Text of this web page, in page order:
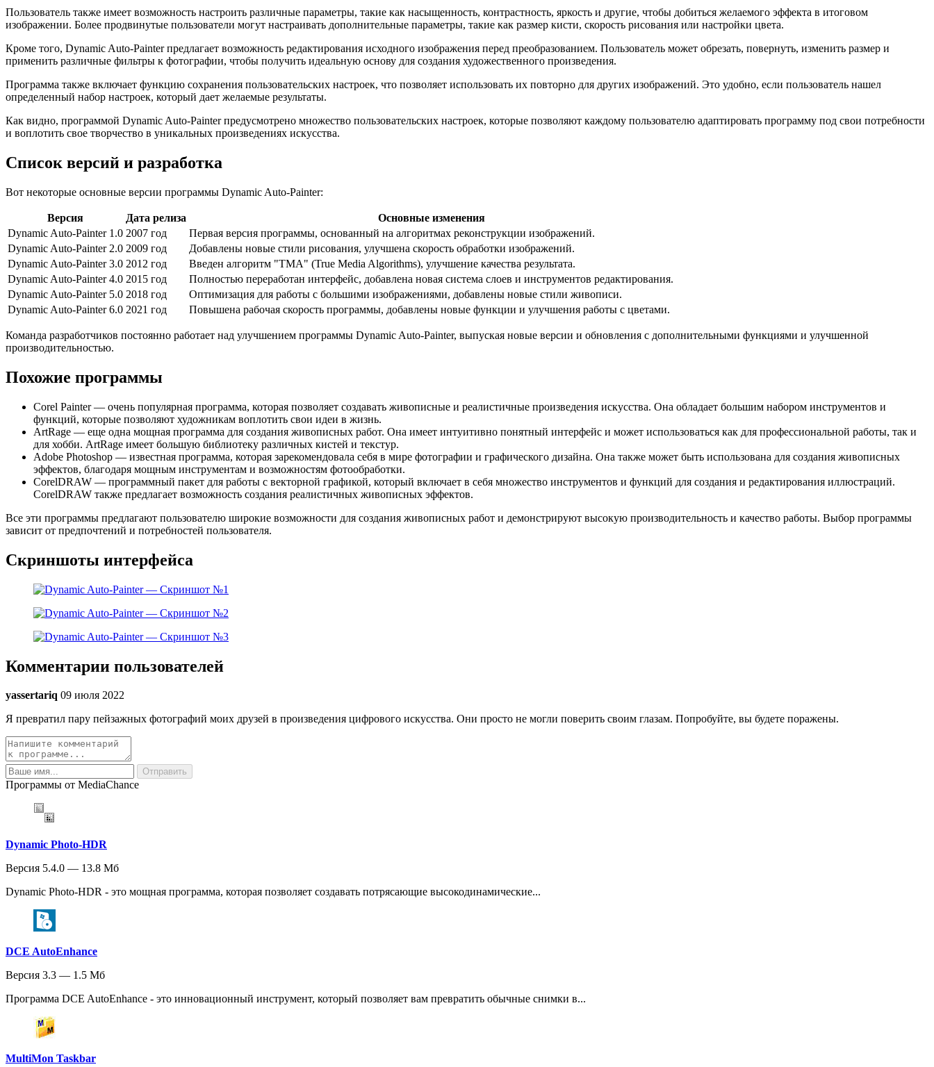
Пользователь также имеет возможность настроить различные параметры, такие как насыщенность, контрастность, яркость и другие, чтобы добиться желаемого эффекта в итоговом
изображении. Более продвинутые пользователи могут настраивать дополнительные параметры, такие как размер кисти, скорость рисования или настройки цвета.
Кроме того, Dynamic Auto-Painter предлагает возможность редактирования исходного изображения перед преобразованием. Пользователь может обрезать, повернуть, изменить размер и
применить различные фильтры к фотографии, чтобы получить идеальную основу для создания художественного произведения.
Программа также включает функцию сохранения пользовательских настроек, что позволяет использовать их повторно для других изображений. Это удобно, если пользователь нашел
определенный набор настроек, который дает желаемые результаты.
Как видно, программой Dynamic Auto-Painter предусмотрено множество пользовательских настроек, которые позволяют каждому пользователю адаптировать программу под свои потребности
и воплотить свое творчество в уникальных произведениях искусства.
Список версий и разработка
Вот некоторые основные версии программы Dynamic Auto-Painter:
Версия Дата релиза
Основные изменения
Dynamic Auto-Painter 1.0 2007 год
Первая версия программы, основанный на алгоритмах реконструкции изображений.
Dynamic Auto-Painter 2.0 2009 год
Добавлены новые стили рисования, улучшена скорость обработки изображений.
Dynamic Auto-Painter 3.0 2012 год
Введен алгоритм "TMA" (True Media Algorithms), улучшение качества результата.
Dynamic Auto-Painter 4.0 2015 год
Полностью переработан интерфейс, добавлена новая система слоев и инструментов редактирования.
Dynamic Auto-Painter 5.0 2018 год
Оптимизация для работы с большими изображениями, добавлены новые стили живописи.
Dynamic Auto-Painter 6.0 2021 год Повышена рабочая скорость программы, добавлены новые функции и улучшения работы с цветами.
Команда разработчиков постоянно работает над улучшением программы Dynamic Auto-Painter, выпуская новые версии и обновления с дополнительными функциями и улучшенной
производительностью.
Похожие программы
Corel Painter — очень популярная программа, которая позволяет создавать живописные и реалистичные произведения искусства. Она обладает большим набором инструментов и
функций, которые позволяют художникам воплотить свои идеи в жизнь.
ArtRage — еще одна мощная программа для создания живописных работ. Она имеет интуитивно понятный интерфейс и может использоваться как для профессиональной работы, так и
для хобби. ArtRage имеет большую библиотеку различных кистей и текстур.
Adobe Photoshop — известная программа, которая зарекомендовала себя в мире фотографии и графического дизайна. Она также может быть использована для создания живописных
эффектов, благодаря мощным инструментам и возможностям фотообработки.
CorelDRAW — программный пакет для работы с векторной графикой, который включает в себя множество инструментов и функций для создания и редактирования иллюстраций.
CorelDRAW также предлагает возможность создания реалистичных живописных эффектов.
Все эти программы предлагают пользователю широкие возможности для создания живописных работ и демонстрируют высокую производительность и качество работы. Выбор программы
зависит от предпочтений и потребностей пользователя.
Скриншоты интерфейса
Комментарии пользователей
yassertariq 09 июля 2022
Я превратил пару пейзажных фотографий моих друзей в произведения цифрового искусства. Они просто не могли поверить своим глазам. Попробуйте, вы будете поражены.
Программы от MediaChance
Dynamic Photo-HDR
Версия 5.4.0 — 13.8 Мб
Dynamic Photo-HDR - это мощная программа, которая позволяет создавать потрясающие высокодинамические...
DCE AutoEnhance
Версия 3.3 — 1.5 Мб
Программа DCE AutoEnhance - это инновационный инструмент, который позволяет вам превратить обычные снимки в...
MultiMon Taskbar